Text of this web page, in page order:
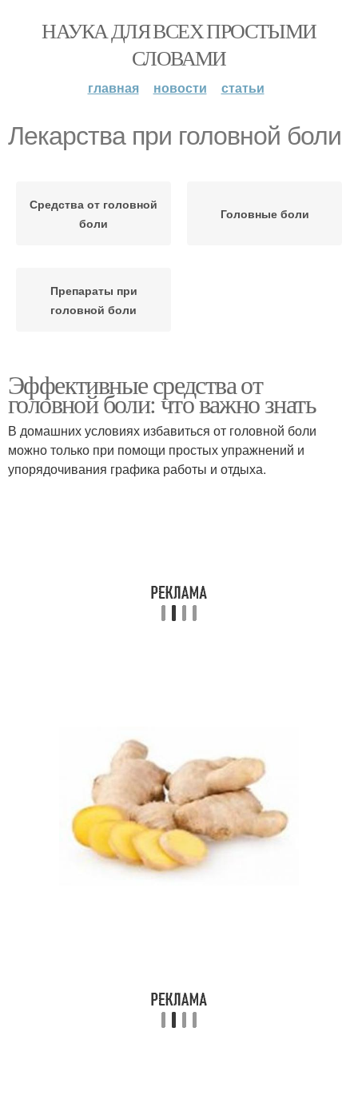
НАУКА ДЛЯ ВСЕХ ПРОСТЫМИ
СЛОВАМИ
главная новости статьи
Лекарства при головной боли
Средства от головной
боли
Головные боли
Препараты при
головной боли
Эффективные средства от
головной боли: что важно знать
В домашних условиях избавиться от головной боли
можно только при помощи простых упражнений и
упорядочивания графика работы и отдыха.